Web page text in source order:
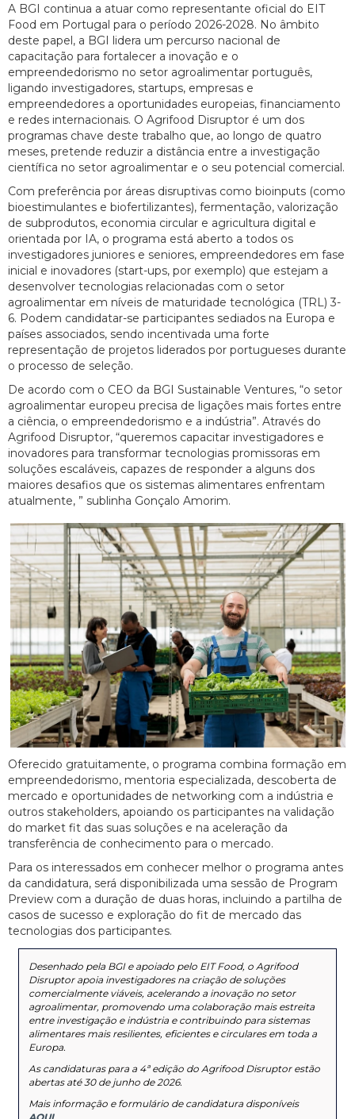
A BGI continua a atuar como representante oficial do EIT
Food em Portugal para o período 2026-2028. No âmbito
deste papel, a BGI lidera um percurso nacional de
capacitação para fortalecer a inovação e o
empreendedorismo no setor agroalimentar português,
ligando investigadores, startups, empresas e
empreendedores a oportunidades europeias, financiamento
e redes internacionais. O Agrifood Disruptor é um dos
programas chave deste trabalho que, ao longo de quatro
meses, pretende reduzir a distância entre a investigação
científica no setor agroalimentar e o seu potencial comercial.
Com preferência por áreas disruptivas como bioinputs (como
bioestimulantes e biofertilizantes), fermentação, valorização
de subprodutos, economia circular e agricultura digital e
orientada por IA, o programa está aberto a todos os
investigadores juniores e seniores, empreendedores em fase
inicial e inovadores (start-ups, por exemplo) que estejam a
desenvolver tecnologias relacionadas com o setor
agroalimentar em níveis de maturidade tecnológica (TRL) 3-
6. Podem candidatar-se participantes sediados na Europa e
países associados, sendo incentivada uma forte
representação de projetos liderados por portugueses durante
o processo de seleção.
De acordo com o CEO da BGI Sustainable Ventures, “o setor
agroalimentar europeu precisa de ligações mais fortes entre
a ciência, o empreendedorismo e a indústria”. Através do
Agrifood Disruptor, “queremos capacitar investigadores e
inovadores para transformar tecnologias promissoras em
soluções escaláveis, capazes de responder a alguns dos
maiores desafios que os sistemas alimentares enfrentam
atualmente, ” sublinha Gonçalo Amorim.
Oferecido gratuitamente, o programa combina formação em
empreendedorismo, mentoria especializada, descoberta de
mercado e oportunidades de networking com a indústria e
outros stakeholders, apoiando os participantes na validação
do market fit das suas soluções e na aceleração da
transferência de conhecimento para o mercado.
Para os interessados em conhecer melhor o programa antes
da candidatura, será disponibilizada uma sessão de Program
Preview com a duração de duas horas, incluindo a partilha de
casos de sucesso e exploração do fit de mercado das
tecnologias dos participantes.
Desenhado pela BGI e apoiado pelo EIT Food, o Agrifood
Disruptor apoia investigadores na criação de soluções
comercialmente viáveis, acelerando a inovação no setor
agroalimentar, promovendo uma colaboração mais estreita
entre investigação e indústria e contribuindo para sistemas
alimentares mais resilientes, eficientes e circulares em toda a
Europa.
As candidaturas para a 4ª edição do Agrifood Disruptor estão
abertas até 30 de junho de 2026.
Mais informação e formulário de candidatura disponíveis